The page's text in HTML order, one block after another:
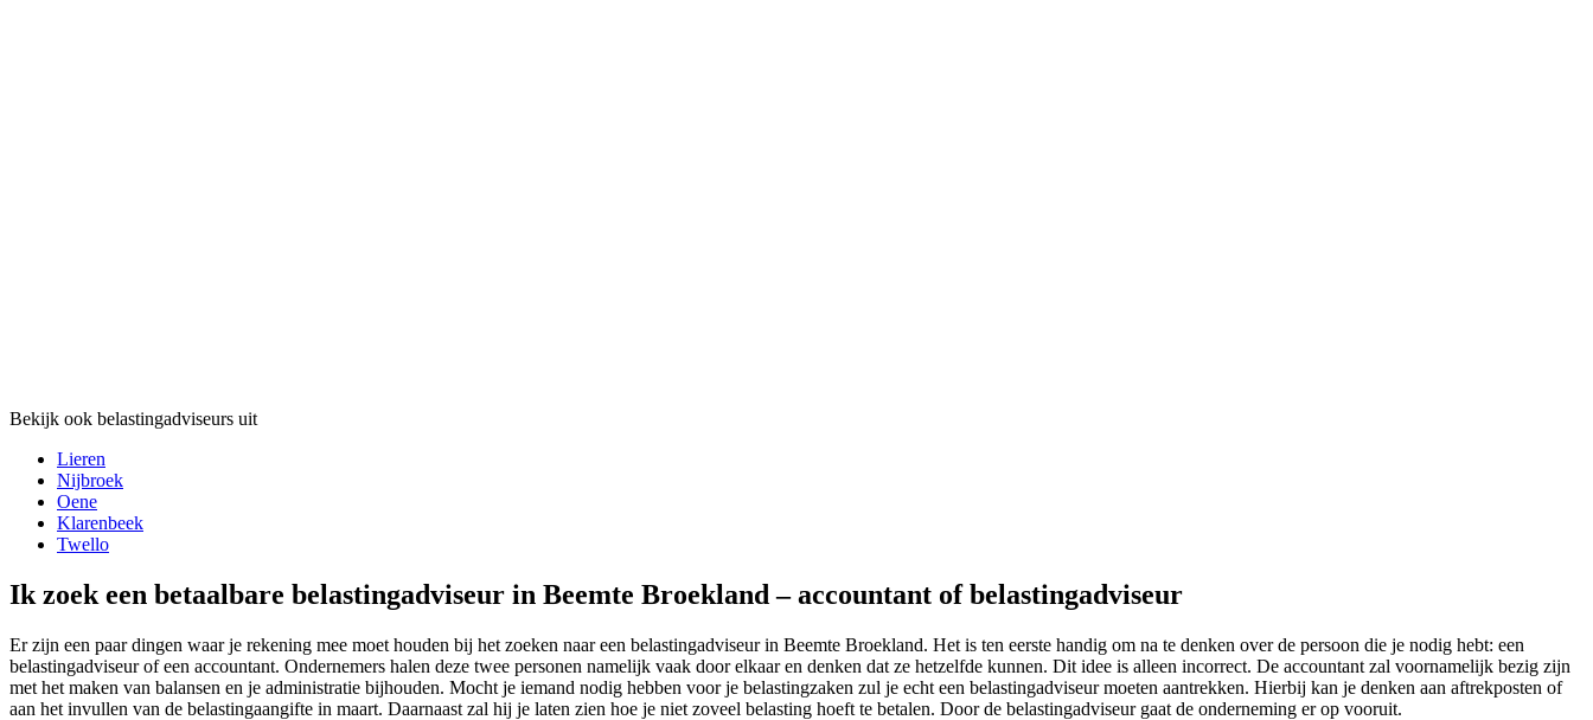
Bekijk ook belastingadviseurs uit
Lieren
Nijbroek
Oene
Klarenbeek
Twello
Ik zoek een betaalbare belastingadviseur in Beemte Broekland – accountant of belastingadviseur
Er zijn een paar dingen waar je rekening mee moet houden bij het zoeken naar een belastingadviseur in Beemte Broekland. Het is ten eerste handig om na te denken over de persoon die je nodig hebt: een
belastingadviseur of een accountant. Ondernemers halen deze twee personen namelijk vaak door elkaar en denken dat ze hetzelfde kunnen. Dit idee is alleen incorrect. De accountant zal voornamelijk bezig zijn
met het maken van balansen en je administratie bijhouden. Mocht je iemand nodig hebben voor je belastingzaken zul je echt een belastingadviseur moeten aantrekken. Hierbij kan je denken aan aftrekposten of
aan het invullen van de belastingaangifte in maart. Daarnaast zal hij je laten zien hoe je niet zoveel belasting hoeft te betalen. Door de belastingadviseur gaat de onderneming er op vooruit.